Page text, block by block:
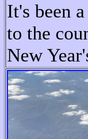
It's been
to the
New